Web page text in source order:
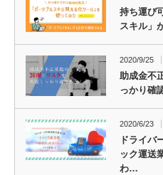
持ち運び
スキル」
2020/9/25
助成金不
っかり確
2020/6/23
ドライバ
ック運送
わ…